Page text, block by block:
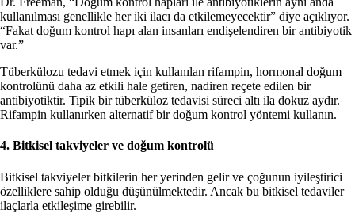
kullanılması genellikle her iki ilacı da etkilemeyecektir” diye açıklıyor.
“Fakat doğum kontrol hapı alan insanları endişelendiren bir antibiyotik
var.”
Tüberkülozu tedavi etmek için kullanılan rifampin, hormonal doğum
kontrolünü daha az etkili hale getiren, nadiren reçete edilen bir
antibiyotiktir. Tipik bir tüberküloz tedavisi süreci altı ila dokuz aydır.
Rifampin kullanırken alternatif bir doğum kontrol yöntemi kullanın.
4. Bitkisel takviyeler ve doğum kontrolü
Bitkisel takviyeler bitkilerin her yerinden gelir ve çoğunun iyileştirici
özelliklere sahip olduğu düşünülmektedir. Ancak bu bitkisel tedaviler
ilaçlarla etkileşime girebilir.